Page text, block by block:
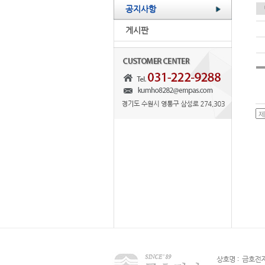
공지사항
게시판